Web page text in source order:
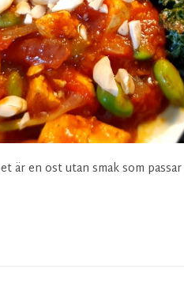
är en ost utan smak som